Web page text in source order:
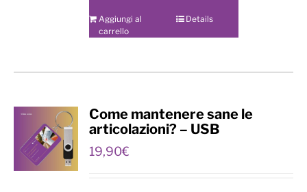
Aggiungi al
carrello
Details
Come mantenere sane le
articolazioni? – USB
19,90€